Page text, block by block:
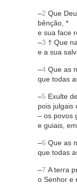
–2 Que
bênção, *
e sua face
–3 † Que
e a sua
–4 Que as
que todas
–5 Exulte
pois julgais
– os povos
e guiais,
–6 Que as
que todas
–7 A terra
o Senhor e